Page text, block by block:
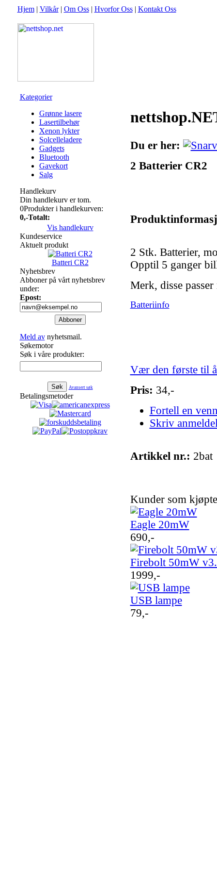
Hjem| Vilkår | Om Oss | Hvorfor Oss | Kontakt Oss
Kategorier
Grønne lasere
Lasertilbehør
Xenon lykter
Solcelleladere
Gadgets
Bluetooth
Gavekort
Salg
Handlekurv
Din handlekurv er tom.
0Produkter i handlekurven:
0,-Totalt:
Vis handlekurv
Kundeservice
Aktuelt produkt
Batteri CR2
Nyhetsbrev
Abboner på vårt nyhetsbrev
under:
Epost:
Meld avnyhetsmail.
Søkemotor
Søk i våre produkter:
Avansert søk
Betalingsmetoder
Du er her:
2 Batterier CR2
2 Stk. Batterier,
Opptil 5 ganger
Merk, disse passer
Batteriinfo
Vær den første til
Pris: 34,-
Fortell en
Skriv
Artikkel nr.: 2bat
Kunder som
Eagle 20mW
690,-
Firebolt 50mW
1999,-
USB lampe
79,-